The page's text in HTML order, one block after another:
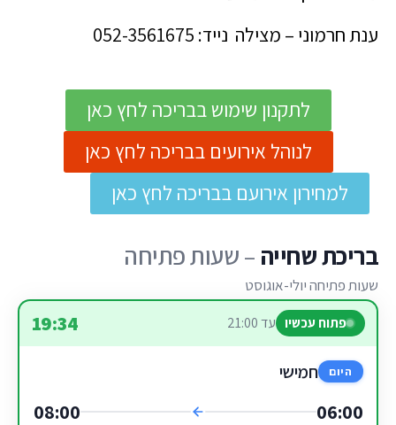
ענת חרמוני – מצילה נייד: 052-3561675
לתקנון שימוש בבריכה לחץ כאן
לנוהל אירועים בבריכה לחץ כאן
למחירון אירועם בבריכה לחץ כאן
בריכת שחייה –שעות פתיחה
שעות פתיחה יולי-אוגוסט
פתוח עכשיו עד 21:00 19:34
היום חמישי
06:00
08:00